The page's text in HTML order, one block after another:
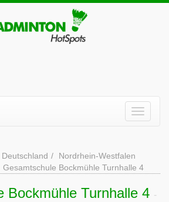
Deutschland
Nordrhein-Westfalen
Gesamtschule Bockmühle Turnhalle 4
Bockmühle Turnhalle 4 -